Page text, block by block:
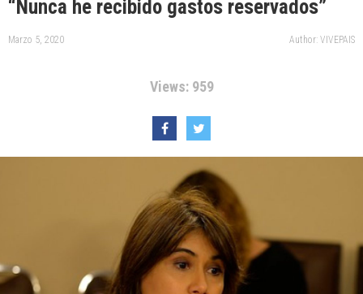
“Nunca he recibido gastos reservados”
Marzo 5, 2020 Author: VIVEPAIS
Views: 959